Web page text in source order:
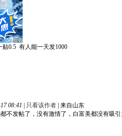
0.5 有人能一天发1000
08:41
只看该作者 来自山东
不发帖了，没有激情了，白富美都没有吸